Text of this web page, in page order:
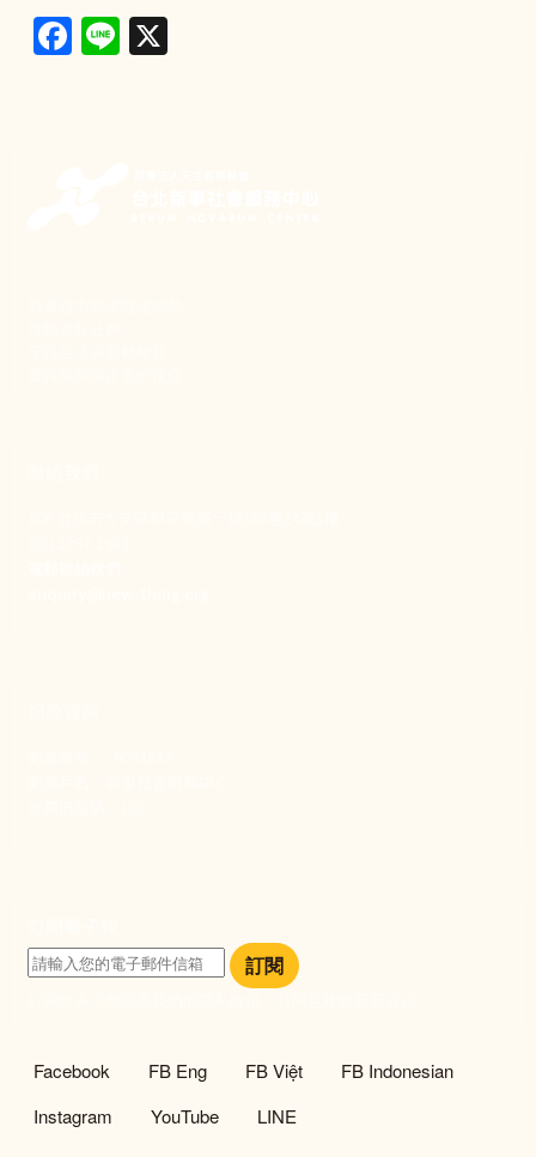
Facebook
Line
訂閱
社群選單
Facebook FB Eng FB Việt
FB Indonesian
Instagram
YouTube LINE